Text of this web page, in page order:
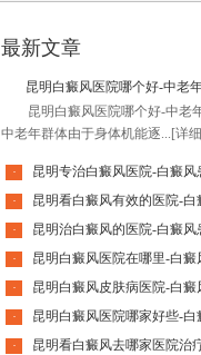
最新文章
昆明白癜风医院哪个好-中老
昆明白癜风医院哪个好-中老
中老年群体由于身体机能逐... [详
·
·
·
·
·
·
·